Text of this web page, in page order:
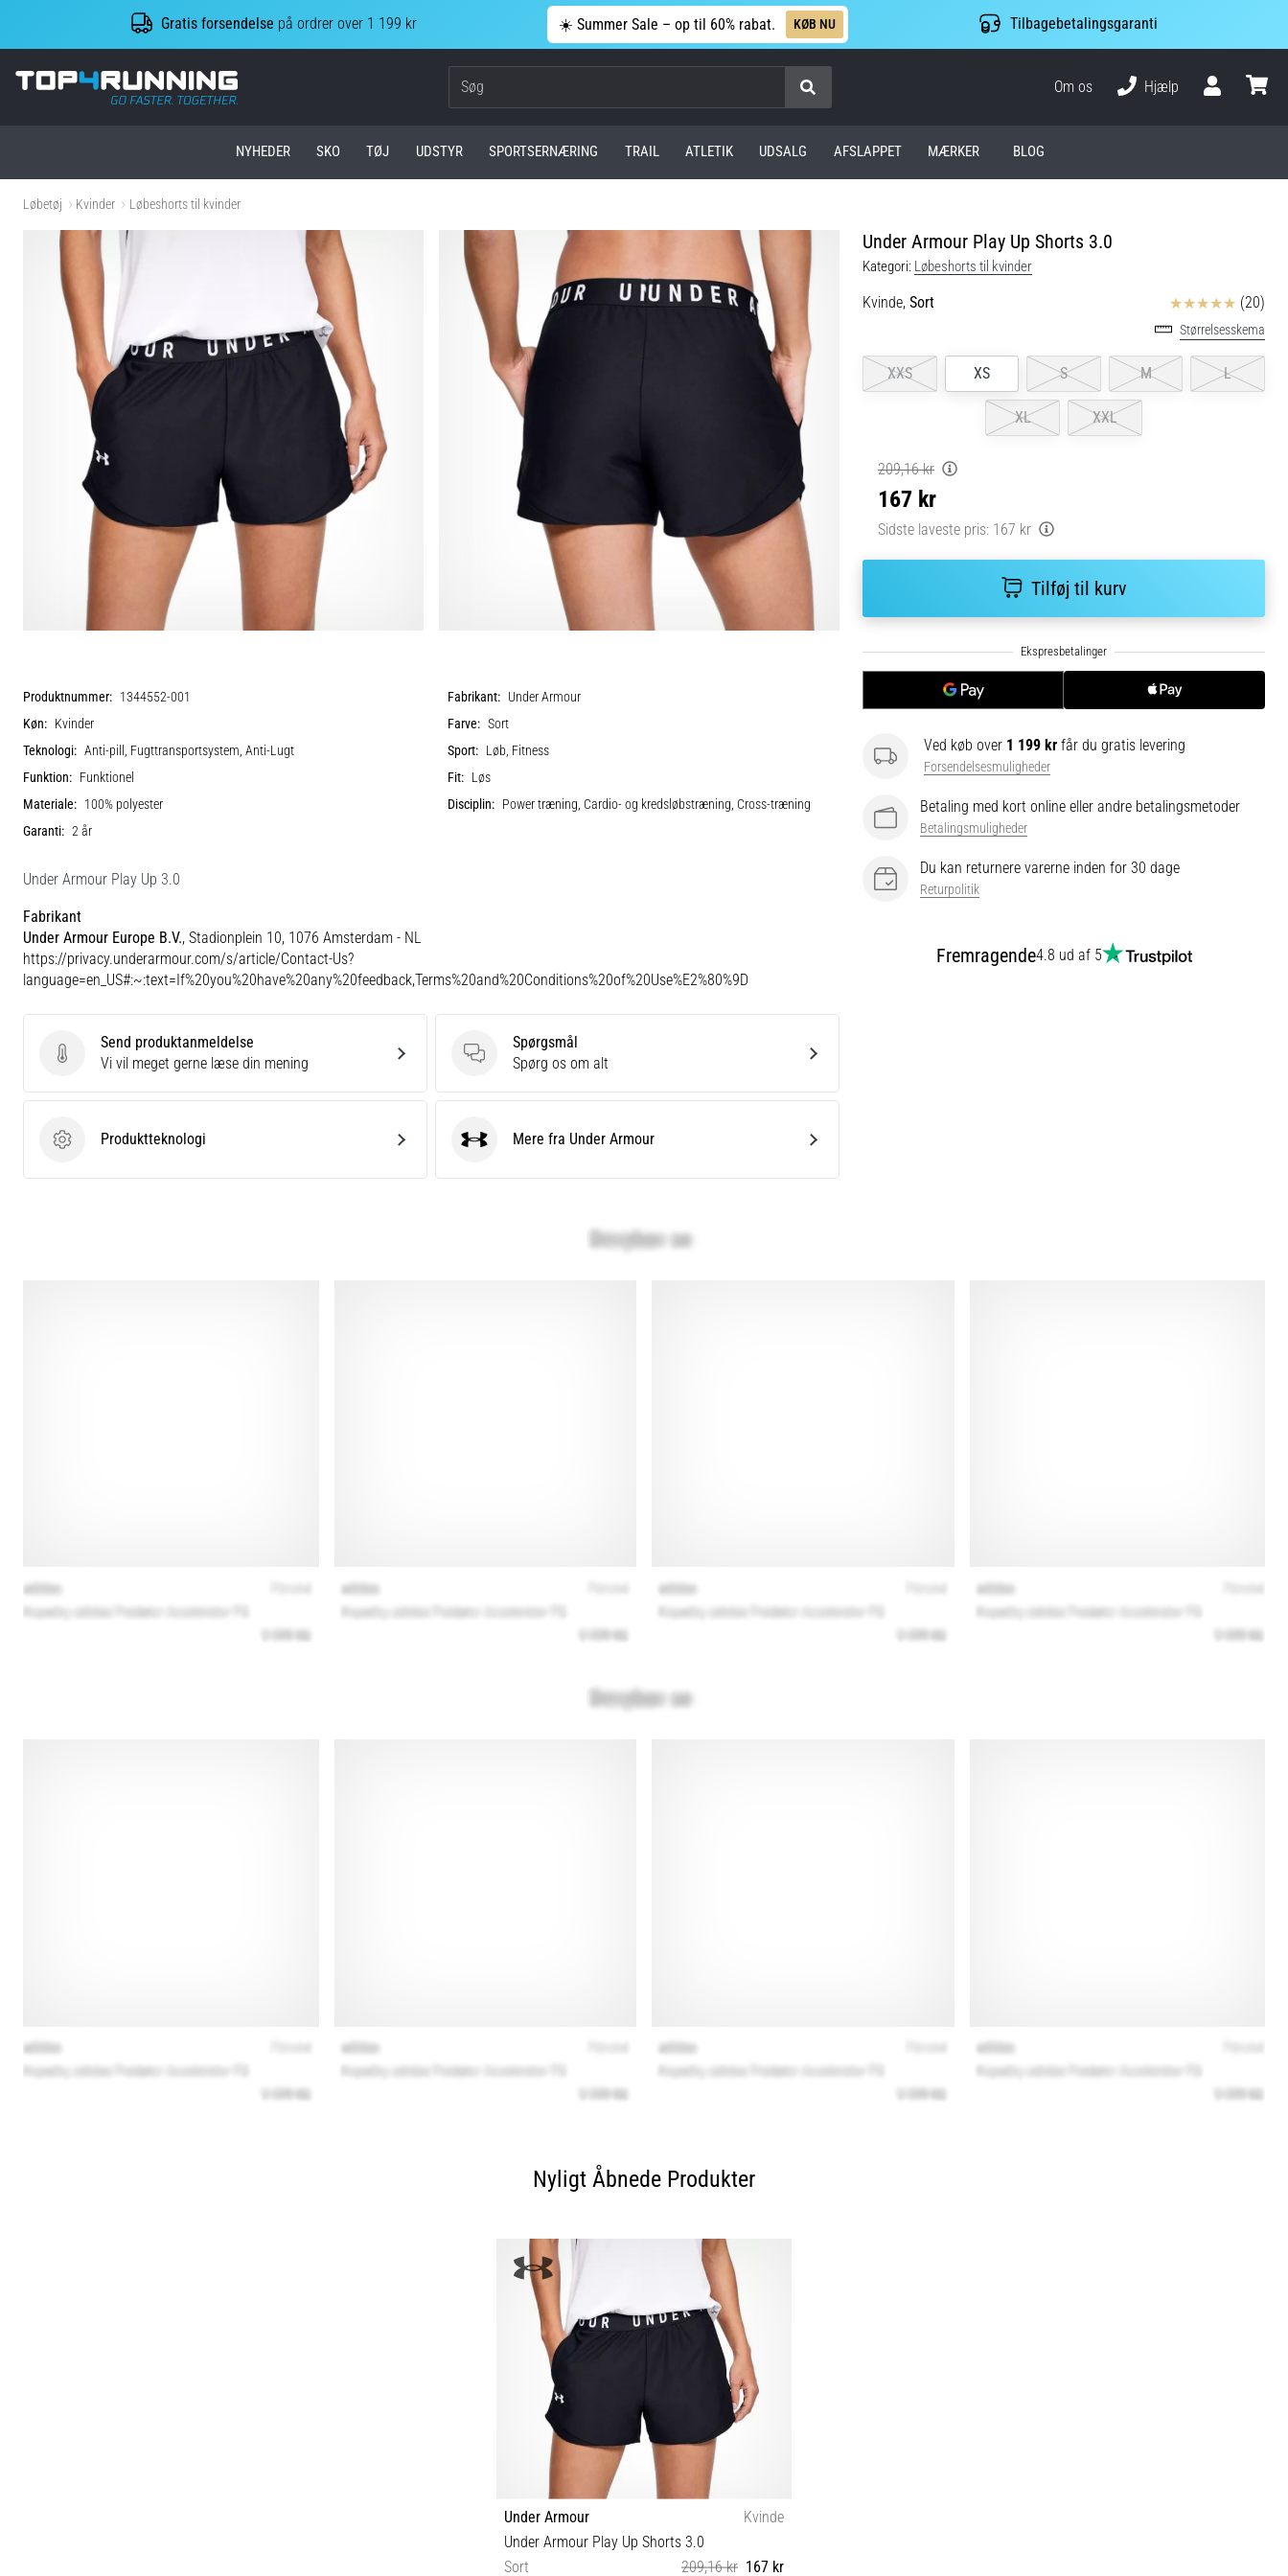
Gratis forsendelse på ordrer over 1 199 kr ☀️ Summer Sale – op til 60% rabat. KØB NU Tilbagebetalingsgaranti
Top4Running.dk
Om os
Hjælp
NYHEDER SKO TØJ UDSTYR SPORTSERNÆRING TRAIL ATLETIK UDSALG AFSLAPPET MÆRKER BLOG
Løbetøj Kvinder Løbeshorts til kvinder
Under Armour Play Up Shorts 3.0
Kategori: Løbeshorts til kvinder
Kvinde, Sort Anmeldelser (20)
Størrelsesskema
XXS XS S M L
XL XXL
209,16 kr
167 kr
Sidste laveste pris: 167 kr
Tilføj til kurv
Ved køb over 1 199 kr får du gratis levering
Forsendelsesmuligheder
Betaling med kort online eller andre betalingsmetoder
Betalingsmuligheder
Du kan returnere varerne inden for 30 dage
Returpolitik
Fremragende4.8 ud af 5
Produktnummer: 1344552-001 Fabrikant: Under Armour
Køn: Kvinder Farve: Sort
Teknologi: Anti-pill, Fugttransportsystem, Anti-Lugt Sport: Løb, Fitness
Funktion: Funktionel Fit: Løs
Materiale: 100% polyester Disciplin: Power træning, Cardio- og kredsløbstræning, Cross-træning
Garanti: 2 år
Under Armour Play Up 3.0
Fabrikant
Under Armour Europe B.V., Stadionplein 10, 1076 Amsterdam - NL
https://privacy.underarmour.com/s/article/Contact-Us?
language=en_US#:~:text=If%20you%20have%20any%20feedback,Terms%20and%20Conditions%20of%20Use%E2%80%9D
Send produktanmeldelse
Send produktanmeldelse
Vi vil meget gerne læse din mening
Spørgsmål
Spørgsmål
Spørg os om alt
Produktteknologi
Produktteknologi Under ArmourMere fra Under Armour
Nyligt Åbnede Produkter
Under Armour
Kvinde
Under Armour Play Up Shorts 3.0
Sort
209,16 kr 167 kr